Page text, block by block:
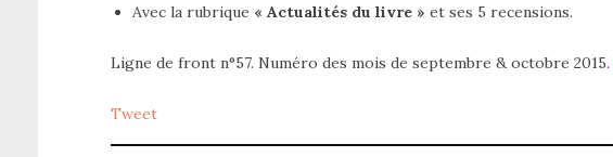
Avec la rubrique « Actualités du livre » et ses 5 recensions.
Ligne de front n°57. Numéro des mois de septembre & octobre 2015.
Tweet